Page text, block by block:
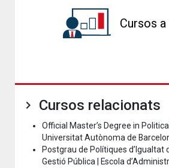
Cursos
Cursos relacionats
Official Master’s Degree in
Universitat Autònoma de
Postgrau de Polítiques d’Igualtat
Gestió Pública | Escola